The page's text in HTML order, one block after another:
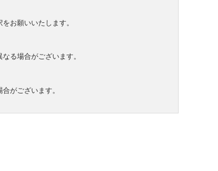
お願いいたします。
る場合がございます。
がございます。